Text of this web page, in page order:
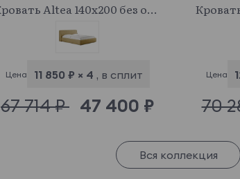
Кровать Altea 140x200 без основания и подъемного механизма
Цена 11 850 ₽ × 4 , в сплит
67 714 ₽ 47 400 ₽
Цена
70
Вся коллекция